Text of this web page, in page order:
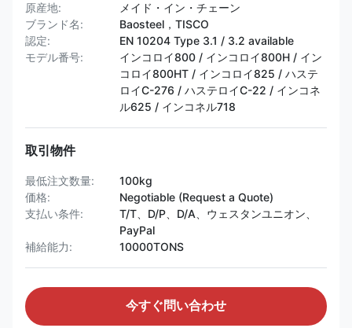
原産地:
メイド・イン・チェーン
ブランド名:
Baosteel，TISCO
認定:
EN 10204 Type 3.1 / 3.2 available
モデル番号:
インコロイ800 / インコロイ800H / イン
コロイ800HT /​​ インコロイ825 / ハステ
ロイC-276 / ハステロイC-22 / インコネ
ル625 / インコネル718
取引物件
最低注文数量:
100kg
価格:
Negotiable (Request a Quote)
支払い条件:
T/T、D/P、D/A、ウェスタンユニオン、
PayPal
補給能力:
10000TONS
今すぐ問い合わせ